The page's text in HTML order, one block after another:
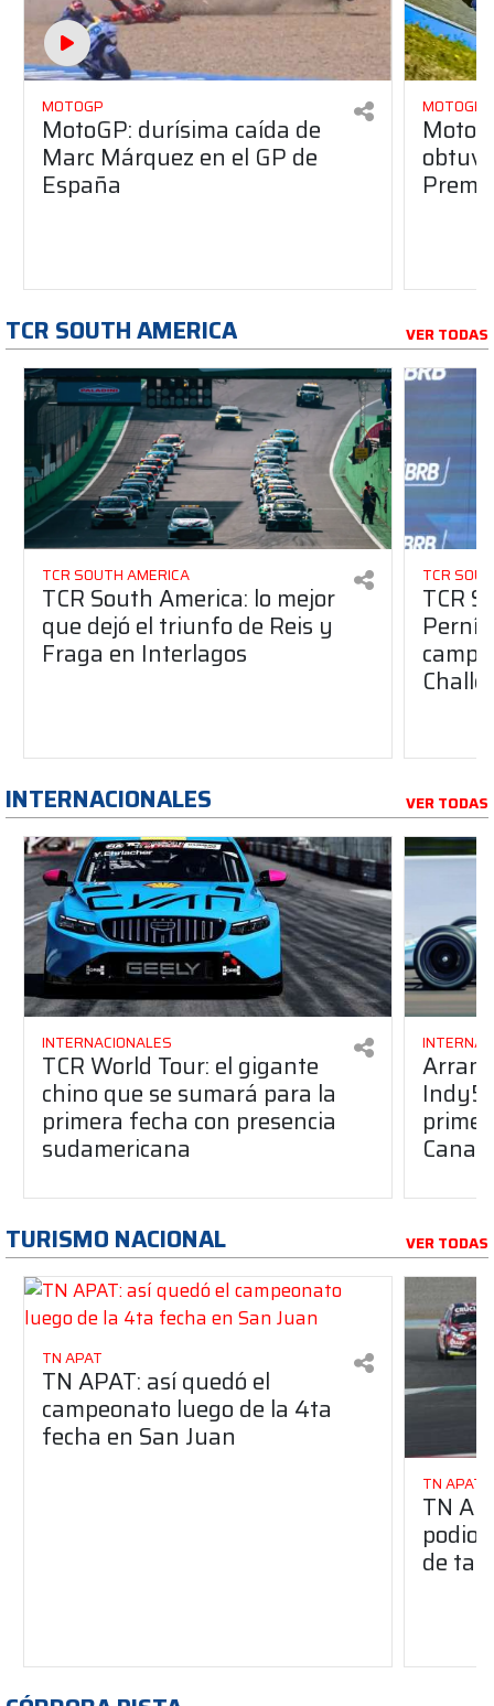
MOTOGP
MotoGP: durísima caída de
Marc Márquez en el GP de
España
MOTOGP
TCR SOUTH AMERICA VER TODAS
TCR SOUTH AMERICA
TCR South America: lo mejor
que dejó el triunfo de Reis y
Fraga en Interlagos
TCR
TCR
INTERNACIONALES VER TODAS
INTERNACIONALES
TCR World Tour: el gigante
chino que se sumará para la
primera fecha con presencia
sudamericana
TURISMO NACIONAL VER TODAS
TN APAT
TN APAT: así quedó el
campeonato luego de la 4ta
fecha en San Juan
TN APAT
TN
podio
de